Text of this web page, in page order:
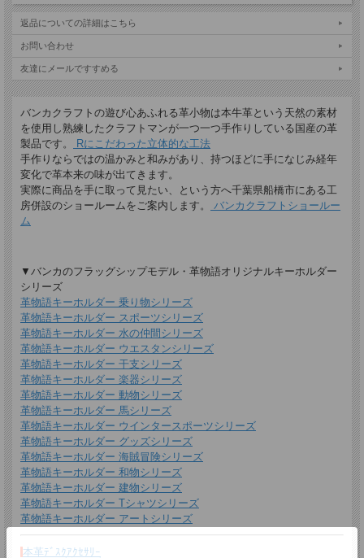
名入れについて
全商品無料で焼きペンで名入れいたします。
（注意！）
・漢字不可、ひらがな・カタカナ・英数字で6文字まで
・メガネ小物スタンドのみ15文字まで
・ご注文後の名入れの追加・変更、また返品は不可
＊詳しくはこちらから
ギフトラッピングについて
全商品無料で簡易ラッピングの上お送りしております。
大切な贈り物の場合は革のチャームやリボンが付いた有料のラッピングも承ってお
ります。
※ 写真は一例です。ラッピング材等は予告なく変更となる場合があります。
返品についての詳細はこちら
お問い合わせ
友達にメールですすめる
バンカクラフトの遊び心あふれる革小物は本牛革という天然の素材
を使用し熟練したクラフトマンが一つ一つ手作りしている国産の革
製品です。
Rにこだわった立体的な工法
手作りならではの温かみと和みがあり、持つほどに手になじみ経年
変化で革本来の味が出てきます。
実際に商品を手に取って見たい、という方へ千葉県船橋市にある工
房併設のショールームをご案内します。
バンカクラフトショールー
ム
▼バンカのフラッグシップモデル・革物語オリジナルキーホルダー
シリーズ
革物語キーホルダー 乗り物シリーズ
革物語キーホルダー スポーツシリーズ
革物語キーホルダー 水の仲間シリーズ
革物語キーホルダー ウエスタンシリーズ
革物語キーホルダー 干支シリーズ
革物語キーホルダー 楽器シリーズ
革物語キーホルダー 動物シリーズ
革物語キーホルダー 馬シリーズ
革物語キーホルダー ウインタースポーツシリーズ
革物語キーホルダー グッズシリーズ
革物語キーホルダー 海賊冒険シリーズ
革物語キーホルダー 和物シリーズ
革物語キーホルダー 建物シリーズ
革物語キーホルダー Tシャツシリーズ
革物語キーホルダー アートシリーズ
本革ﾃﾞｽｸｱｸｾｻﾘｰ